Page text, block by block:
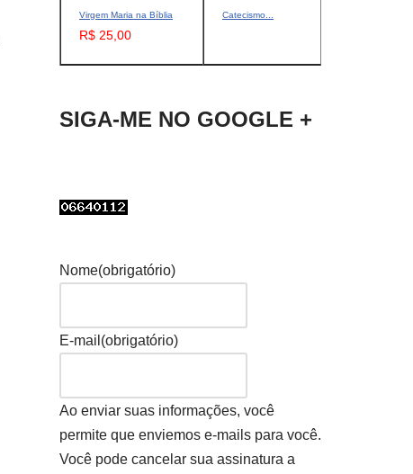
Virgem Maria na Bíblia
R$ 25,00
Catecismo...
SIGA-ME NO GOOGLE +
Nome(obrigatório)
E-mail (obrigatório)
Ao enviar suas informações, você
permite que enviemos e-mails para você.
Você pode cancelar sua assinatura a